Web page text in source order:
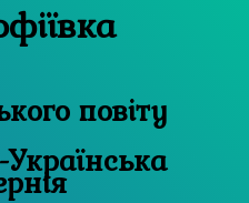
повіту
Українська